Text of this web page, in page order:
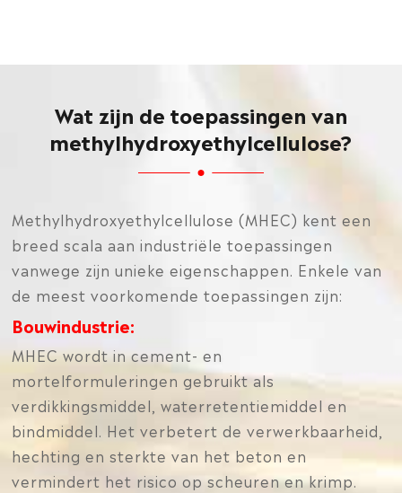
Wat zijn de toepassingen van
methylhydroxyethylcellulose?
Methylhydroxyethylcellulose (MHEC) kent een
breed scala aan industriële toepassingen
vanwege zijn unieke eigenschappen. Enkele van
de meest voorkomende toepassingen zijn:
Bouwindustrie:
MHEC wordt in cement- en
mortelformuleringen gebruikt als
verdikkingsmiddel, waterretentiemiddel en
bindmiddel. Het verbetert de verwerkbaarheid,
hechting en sterkte van het beton en
vermindert het risico op scheuren en krimp.